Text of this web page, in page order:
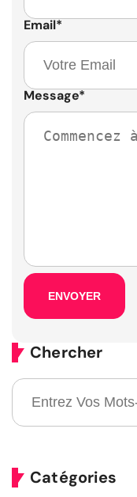
Email*
Message*
Chercher
Catégories